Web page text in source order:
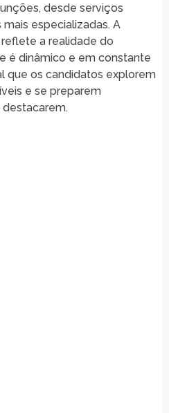
desde serviços
especializadas. A
a realidade do
é dinâmico e em constante
que os candidatos explorem
e se preparem